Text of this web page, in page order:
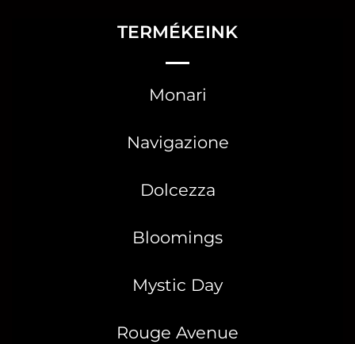
TERMÉKEINK
Monari
Navigazione
Dolcezza
Bloomings
Mystic Day
Rouge Avenue